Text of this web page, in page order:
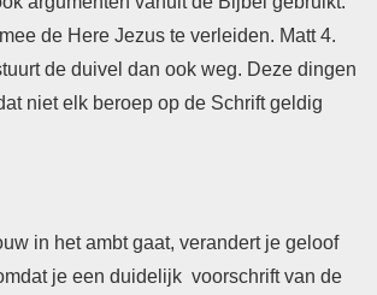
de Here Jezus te verleiden. Matt 4.
de duivel dan ook weg. Deze dingen
niet elk beroep op de Schrift geldig
in het ambt gaat, verandert je geloof
je een duidelijk voorschrift van de